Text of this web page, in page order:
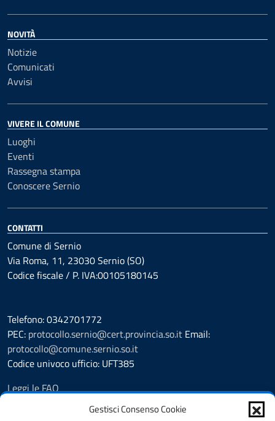
Gestisci Consenso Cookie
NOVITÀ
Notizie
Comunicati
Avvisi
VIVERE IL COMUNE
Luoghi
Eventi
Rassegna stampa
Conoscere Sernio
CONTATTI
Comune di Sernio
Via Roma, 11, 23030 Sernio (SO)
Codice fiscale / P. IVA:00105180145
Telefono: 0342701772
PEC: protocollo.sernio@cert.provincia.so.it Email:
protocollo@comune.sernio.so.it
Codice univoco ufficio: UFT385
Leggi le FAQ
Prenotazione appuntamento
Segnalazione disservizio